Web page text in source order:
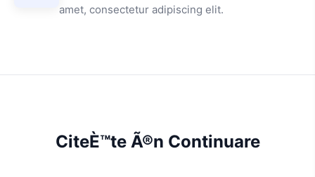
amet, consectetur adipiscing elit.
CiteÈ™te Ã®n Continuare